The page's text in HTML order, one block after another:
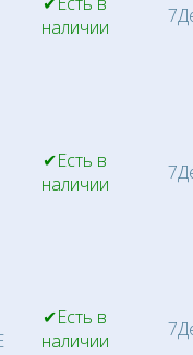
наличии
✔Есть в
наличии
✔Есть в
наличии